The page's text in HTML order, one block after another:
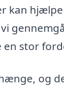
kan
stor
og